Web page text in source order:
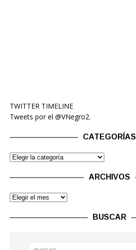
TWITTER TIMELINE
Tweets por el @VNegro2.
CATEGORÍAS
ARCHIVOS
BUSCAR